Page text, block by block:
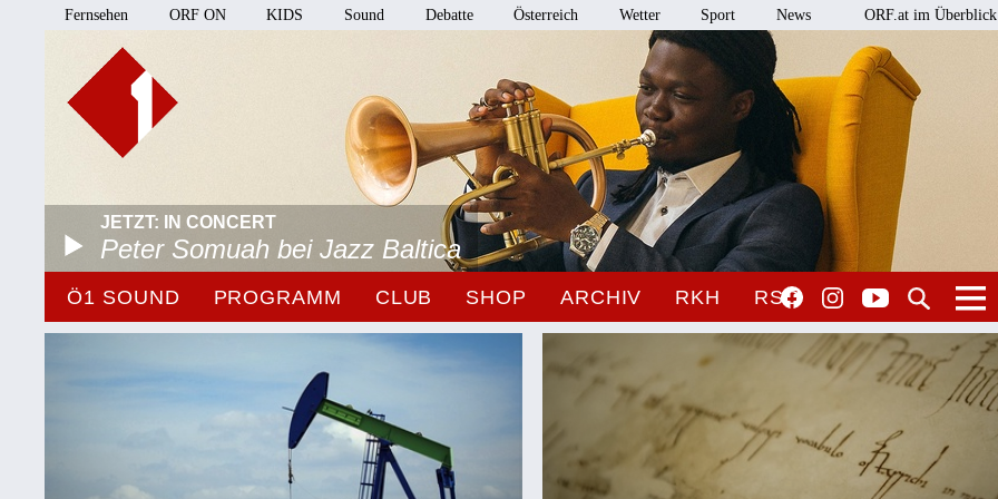
Fernsehen ORF ON KIDS Sound Debatte Österreich Wetter Sport News ORF.at im Überblick
JETZT: IN CONCERT
Peter Somuah bei Jazz Baltica
Ö1 SOUND PROGRAMM CLUB SHOP ARCHIV RKH RSO